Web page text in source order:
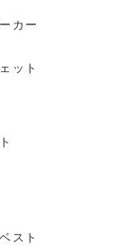
カー
ット
スト